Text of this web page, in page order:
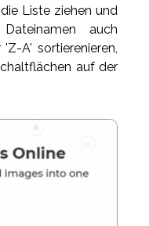
Liste ziehen und
auch
A' sortierenieren,
auf der